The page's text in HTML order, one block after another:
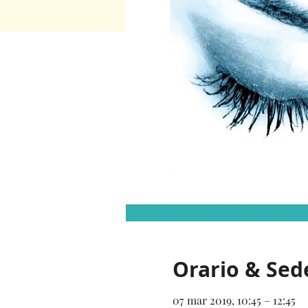
Orario &
07 mar 2019, 10:45 – 12:45